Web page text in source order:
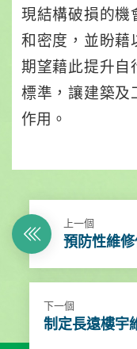
現結構破損的機
和密度，並盼藉
期望藉此提升自
標準，讓建築及
作用。
上一個
預防性維
下一個
制定長遠樓宇